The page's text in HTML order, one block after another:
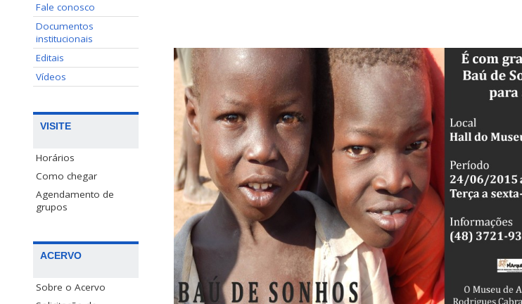
Fale conosco
Documentos
institucionais
Editais
Vídeos
VISITE
Horários
Como chegar
Agendamento de
grupos
ACERVO
Sobre o Acervo